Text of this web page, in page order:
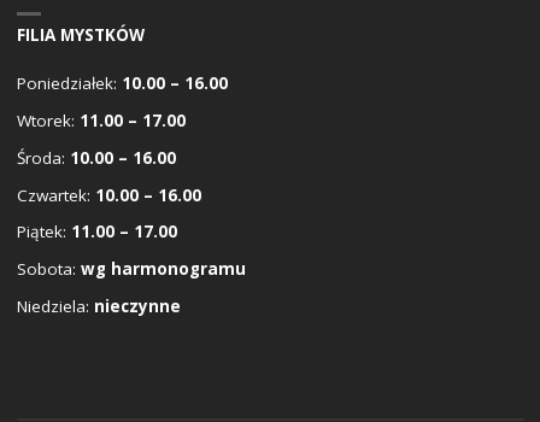
FILIA MYSTKÓW
Poniedziałek: 10.00 – 16.00
Wtorek: 11.00 – 17.00
Środa: 10.00 – 16.00
Czwartek: 10.00 – 16.00
Piątek: 11.00 – 17.00
Sobota: wg harmonogramu
Niedziela: nieczynne